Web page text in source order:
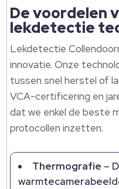
De voordelen
lekdetectie
Lekdetectie
innovatie.​ Onze
tussen snel herstel of
VCA-certificering en
dat we enkel de beste
protocollen inzetten.​
Thermografie –